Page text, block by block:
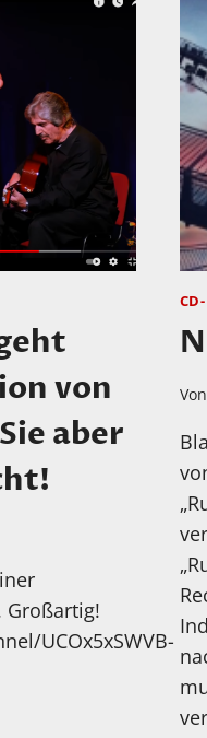
von
aber
Großartig!
UCOx5xSWVB-
Von